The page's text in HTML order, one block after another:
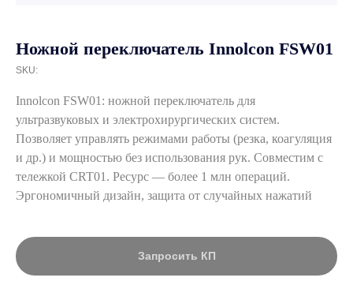
Ножной переключатель Innolcon FSW01
SKU:
Запросить КП
Innolcon FSW01: ножной переключатель для
ультразвуковых и электрохирургических систем.
Позволяет управлять режимами работы (резка, коагуляция
и др.) и мощностью без использования рук. Совместим с
тележкой CRT01. Ресурс — более 1 млн операций.
Эргономичный дизайн, защита от случайных нажатий